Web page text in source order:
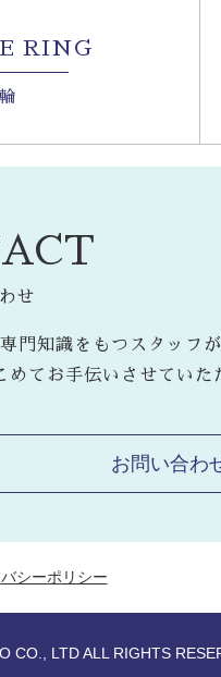
RING
せ
門知識をもつスタッフが
てお手伝いさせていた
お問い合わ
シーポリシー
CO., LTD ALL RIGHTS